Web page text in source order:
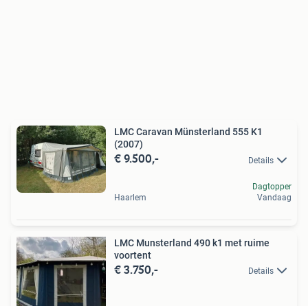
LMC Caravan Münsterland 555 K1
(2007)
€ 9.500,- Details
Haarlem
Dagtopper
Vandaag
LMC Munsterland 490 k1 met ruime
voortent
€ 3.750,- Details